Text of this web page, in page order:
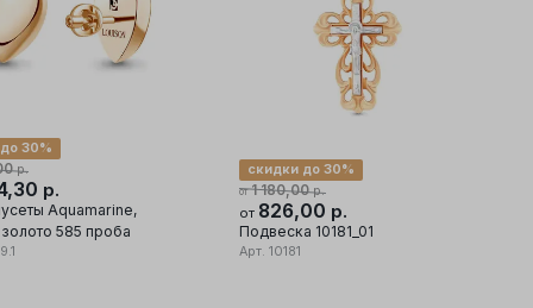
р.
30%
р.
Aquamarine,
585 проба
от1 180,00р.
скидки до 30%
от 826,00 р.
Подвеска 10181_01
Арт. 10181